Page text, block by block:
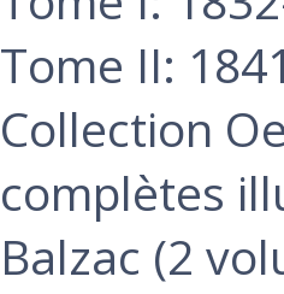
Tome II:
Collection
complètes
Balzac (2